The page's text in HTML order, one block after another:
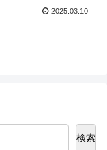
2025.03.10
検索